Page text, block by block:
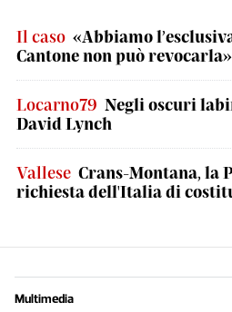
Il caso «Abbiamo
Cantone non può revocarla»
Locarno79 Negli oscuri
David Lynch
Vallese Crans-Montana, la
richiesta dell'Italia di
Multimedia